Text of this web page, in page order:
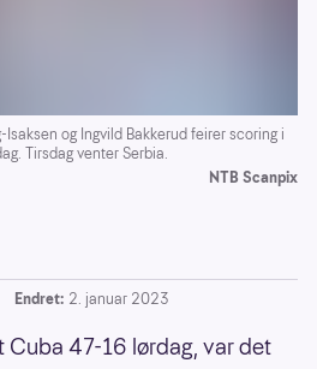
Isaksen og Ingvild Bakkerud feirer scoring i
Tirsdag venter Serbia.
NTB Scanpix
Endret: 2. januar 2023
Cuba 47-16 lørdag, var det